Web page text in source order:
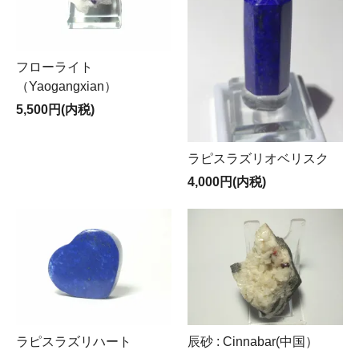
フローライト
（Yaogangxian）
5,500円(内税)
ラピスラズリオベリスク
4,000円(内税)
ラピスラズリハート
辰砂 : Cinnabar(中国）